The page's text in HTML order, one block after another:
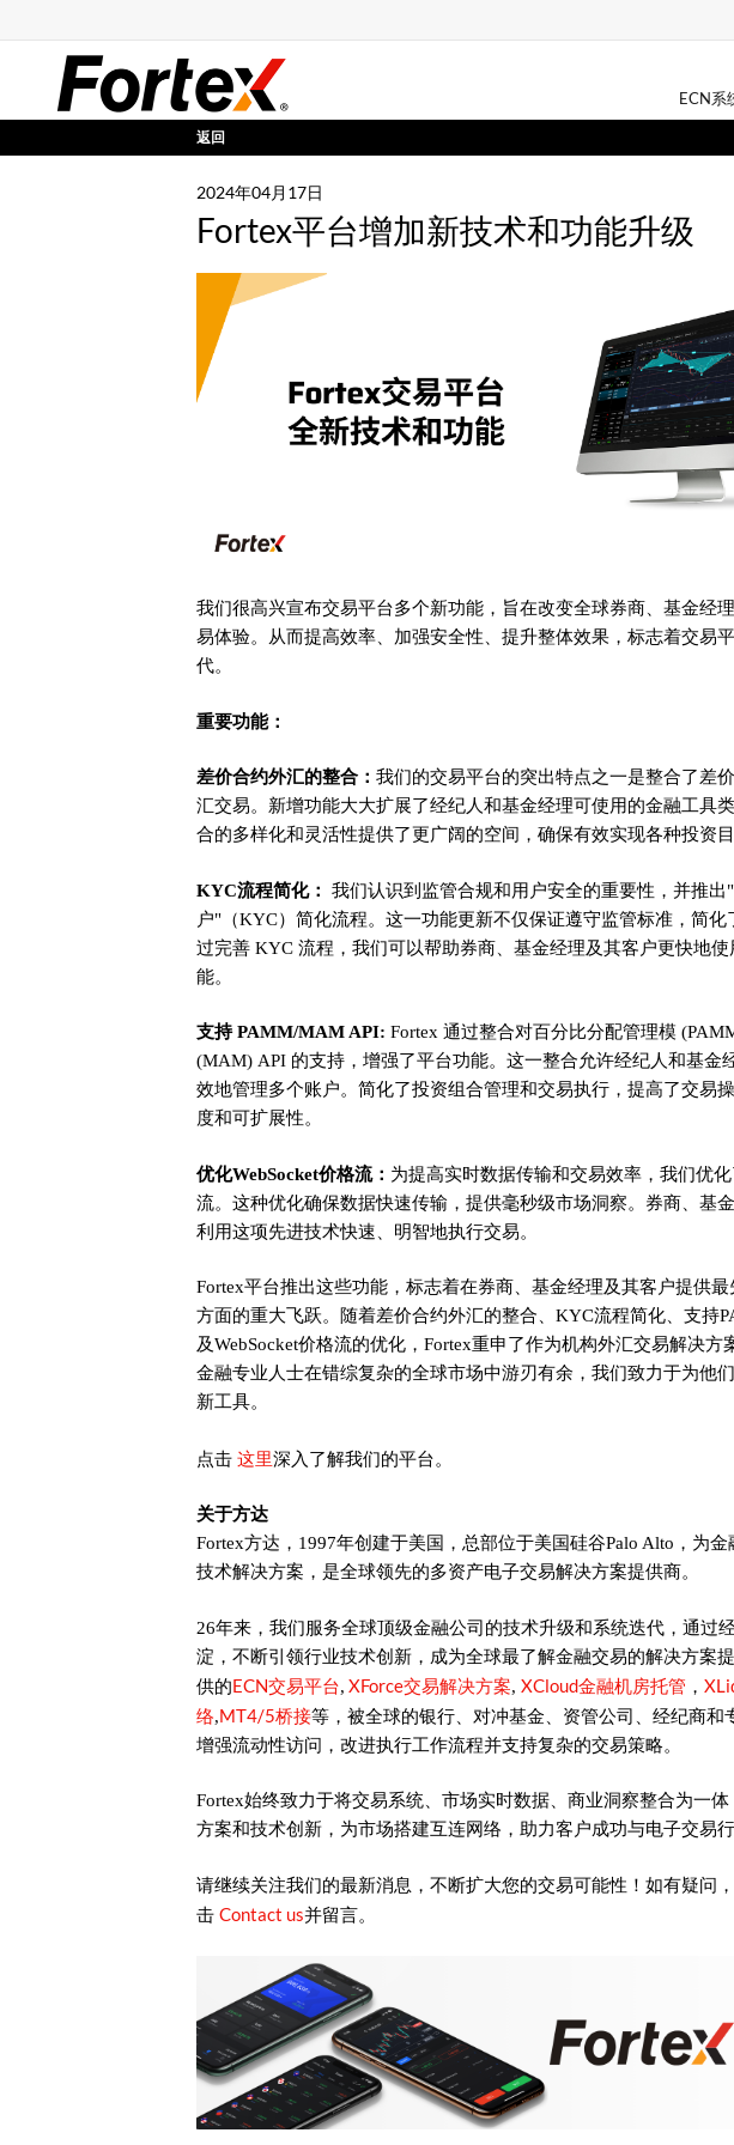
ECN系
返回
2024年04月17日
Fortex平台增加新技术和功能升级
我们很高兴宣布交易平台多个新功能，旨在改变全球券商、基金经
易体验。从而提高效率、加强安全性、提升整体效果，标志着交易
代。
重要功能：
差价合约外汇的整合： 我们的交易平台的突出特点之一是整合了差
汇交易。新增功能大大扩展了经纪人和基金经理可使用的金融工具
合的多样化和灵活性提供了更广阔的空间，确保有效实现各种投资目
KYC流程简化： 我们认识到监管合规和用户安全的重要性，并推出
户"（KYC）简化流程。这一功能更新不仅保证遵守监管标准，简化
过完善 KYC 流程，我们可以帮助券商、基金经理及其客户更快地使
能。
支持 PAMM/MAM API: Fortex 通过整合对百分比分配管理模
(MAM) API 的支持，增强了平台功能。这一整合允许经纪人和基金
效地管理多个账户。简化了投资组合管理和交易执行，提高了交易
度和可扩展性。
优化WebSocket价格流： 为提高实时数据传输和交易效率，我们优化
流。这种优化确保数据快速传输，提供毫秒级市场洞察。券商、基
利用这项先进技术快速、明智地执行交易。
Fortex平台推出这些功能，标志着在券商、基金经理及其客户提供
方面的重大飞跃。随着差价合约外汇的整合、KYC流程简化、支持
及WebSocket价格流的优化，Fortex重申了作为机构外汇交易解决方
金融专业人士在错综复杂的全球市场中游刃有余，我们致力于为他
新工具。
点击 这里深入了解我们的平台。
关于方达
Fortex方达，1997年创建于美国，总部位于美国硅谷Palo Alto，为
技术解决方案，是全球领先的多资产电子交易解决方案提供商。
26年来，我们服务全球顶级金融公司的技术升级和系统迭代，通过
淀，不断引领行业技术创新，成为全球最了解金融交易的解决方案
供的ECN交易平台, XForce交易解决方案, XCloud金融机房托管 ，
络,MT4/5桥接等，被全球的银行、对冲基金、资管公司、经纪商和
增强流动性访问，改进执行工作流程并支持复杂的交易策略。
Fortex始终致力于将交易系统、市场实时数据、商业洞察整合为一
方案和技术创新，为市场搭建互连网络，助力客户成功与电子交易行
请继续关注我们的最新消息，不断扩大您的交易可能性！如有疑问
击 Contact us并留言。